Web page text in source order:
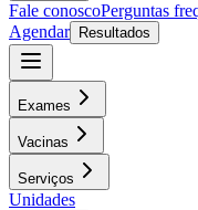
Fale conoscoPerguntas
Agendar
Resultados
Exames
Vacinas
Serviços
Unidades